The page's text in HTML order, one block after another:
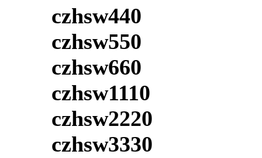
czhsw440
czhsw550
czhsw660
czhsw1110
czhsw2220
czhsw3330